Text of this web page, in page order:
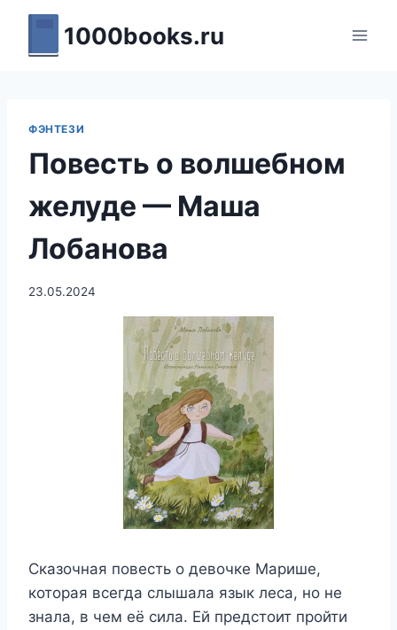
Перейти
содержимому
1000books.ru
ФЭНТЕЗИ
Повесть о волшебном
желуде — Маша
Лобанова
23.05.2024
Сказочная повесть о девочке Марише,
которая всегда слышала язык леса, но не
знала, в чем её сила. Ей предстоит пройти